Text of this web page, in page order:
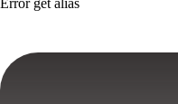
Error get alias